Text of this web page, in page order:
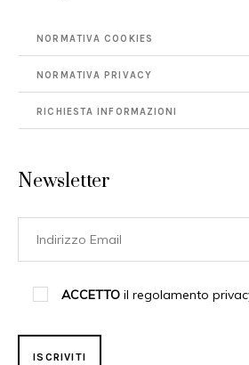
NORMATIVA COOKIES
NORMATIVA PRIVACY
RICHIESTA INFORMAZIONI
Newsletter
ACCETTO il regolamento